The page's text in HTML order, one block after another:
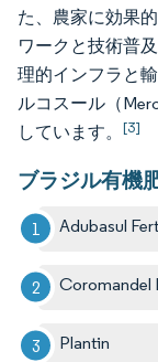
た、農家に効果
ワークと技術普
理的インフラと
ルコスール（
しています。 [3]
ブラジル有機
Adubasul
Coromandel
Plantin